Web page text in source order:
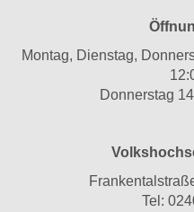
Montag, Dienstag,
Donnerstag
Tel: